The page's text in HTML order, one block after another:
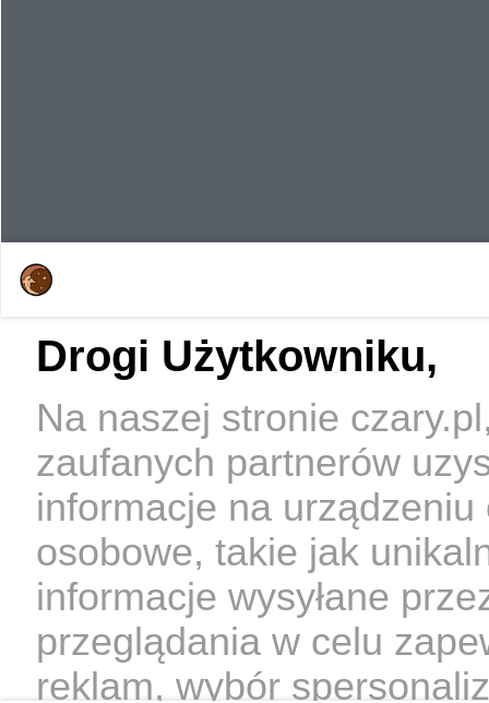
Drogi Użytkowniku,
Na naszej stronie
zaufanych partnerów
informacje na
osobowe, takie jak
informacje wysyłane
przeglądania w celu
reklam, wybór